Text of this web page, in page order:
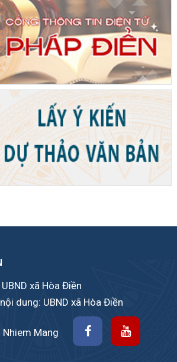
xã Hòa Điền
dung: UBND xã Hòa Điền